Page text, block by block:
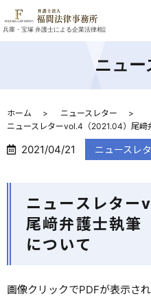
ニュー
ホーム
ニュースレター
ニュースレターvol.4（2021.04）尾
2021/04/21 ニュースレ
ニュースレタ
尾﨑弁護士執
について
画像クリックでPDFが表示され